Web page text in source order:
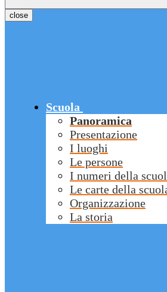
close
Scuola
Panoramica
Presentazione
I luoghi
Le persone
I numeri della
Le carte della
Organizzazione
La storia